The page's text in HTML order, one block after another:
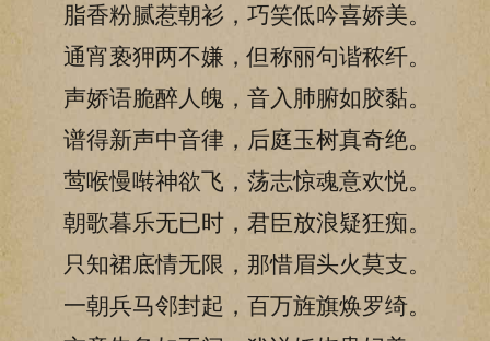
脂香粉腻惹朝衫，巧笑低吟喜娇美。
通宵亵狎两不嫌，但称丽句谐秾纤。
声娇语脆醉人魄，音入肺腑如胶黏。
谱得新声中音律，后庭玉树真奇绝。
莺喉慢啭神欲飞，荡志惊魂意欢悦。
朝歌暮乐无已时，君臣放浪疑狂痴。
只知裙底情无限，那惜眉头火莫支。
一朝兵马邻封起，百万旌旗焕罗绮。